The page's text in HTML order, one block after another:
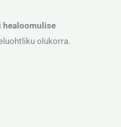
healoomulise
olukorra.